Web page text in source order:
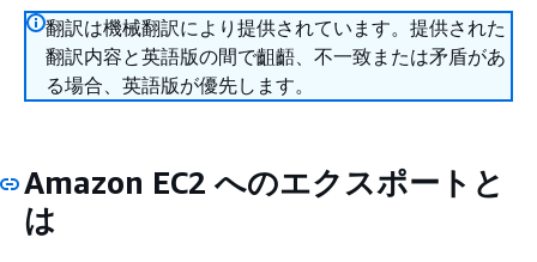
翻訳は機械翻訳により提供されています。提供された
翻訳内容と英語版の間で齟齬、不一致または矛盾があ
る場合、英語版が優先します。
Amazon EC2 へのエクスポートと
は